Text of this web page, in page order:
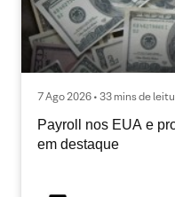
7 Ago 2026 • 33 mins de
Payroll nos EUA e
em destaque